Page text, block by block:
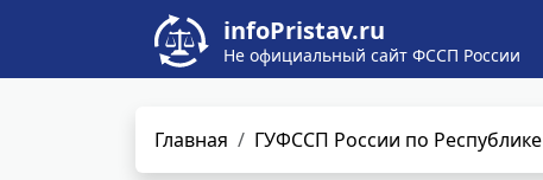
infoPristav.ru
Не официальный сайт ФССП России
Главная ГУФССП России по Республике